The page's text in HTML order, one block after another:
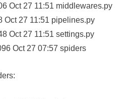
Oct 27 11:51 middlewares.py
Oct 27 11:51 pipelines.py
Oct 27 11:51 settings.py
Oct 27 07:57 spiders